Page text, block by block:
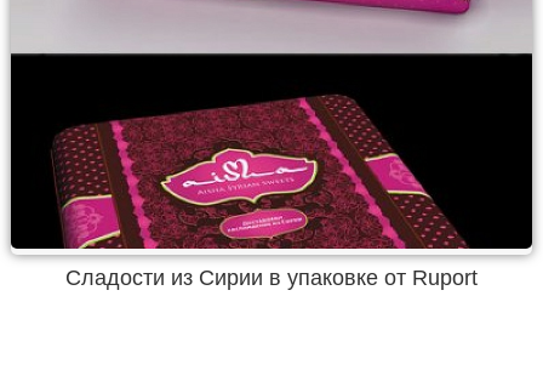
Сладости из Сирии в упаковке от Ruport